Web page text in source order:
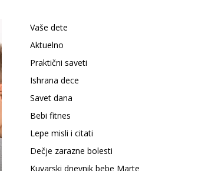
Vaše dete
Aktuelno
Praktični saveti
Ishrana dece
Savet dana
Bebi fitnes
Lepe misli i citati
Dečje zarazne bolesti
Kuvarski dnevnik bebe Marte